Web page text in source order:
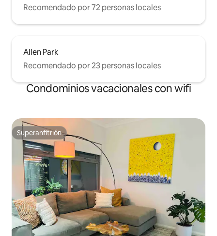
Recomendado por 72 personas locales
Allen Park
Recomendado por 23 personas locales
Condominios vacacionales con wifi
Superanfitrión
Superanfitrión